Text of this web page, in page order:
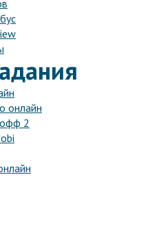
онлайн
2